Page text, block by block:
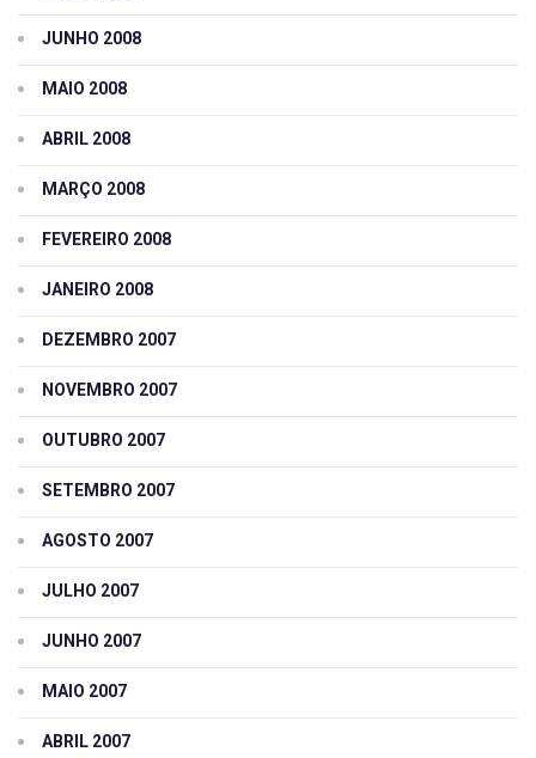
JUNHO 2008
MAIO 2008
ABRIL 2008
MARÇO 2008
FEVEREIRO 2008
JANEIRO 2008
DEZEMBRO 2007
NOVEMBRO 2007
OUTUBRO 2007
SETEMBRO 2007
AGOSTO 2007
JULHO 2007
JUNHO 2007
MAIO 2007
ABRIL 2007